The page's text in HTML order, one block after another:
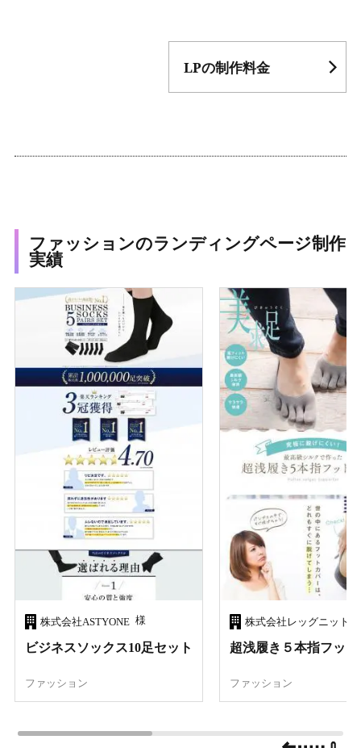
LPの制作料金
ファッションのランディングページ制作
実績
株式会社ASTYONE 様
ビジネスソックス10足セット
ファッション
超浅履き５本指フッ
ファッション